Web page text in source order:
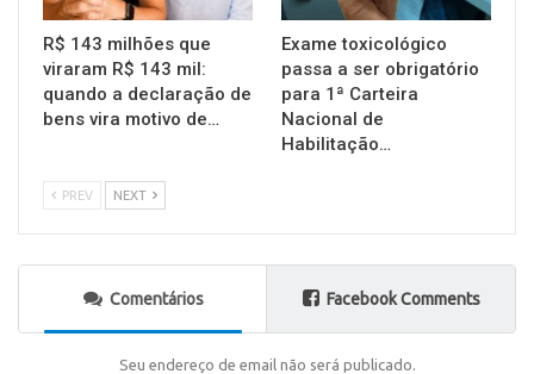
R$ 143 milhões que
viraram R$ 143 mil:
quando a declaração de
bens vira motivo de…
Exame toxicológico
passa a ser obrigatório
para 1ª Carteira
Nacional de
Habilitação…
PREV NEXT
Comentários Facebook Comments
Seu endereço de email não será publicado.